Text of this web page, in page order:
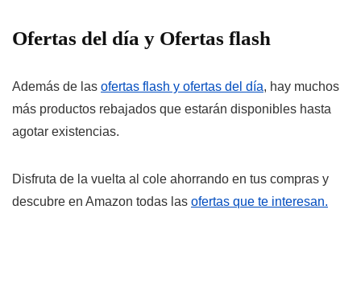
Ofertas del día y Ofertas flash
Además de las ofertas flash y ofertas del día, hay muchos
más productos rebajados que estarán disponibles hasta
agotar existencias.
Disfruta de la vuelta al cole ahorrando en tus compras y
descubre en Amazon todas las ofertas que te interesan.